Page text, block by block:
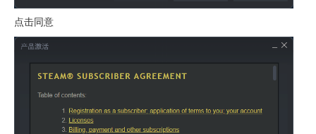
点击同意